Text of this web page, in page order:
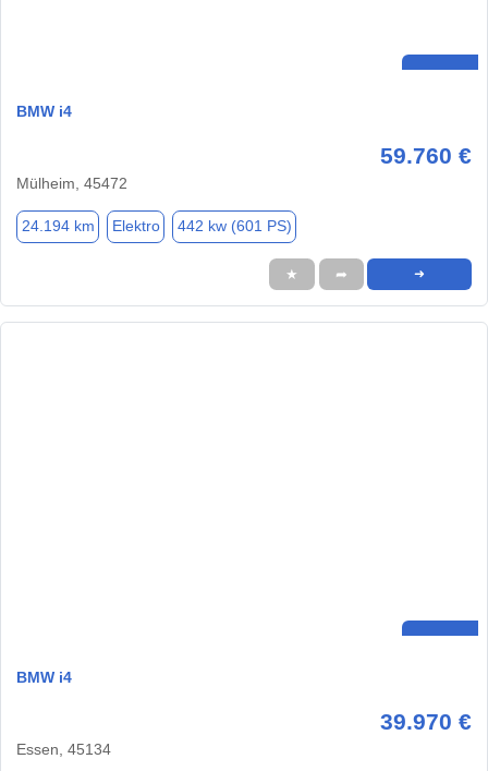
BMW i4
59.760 €
Mülheim, 45472
24.194 km Elektro 442 kw (601 PS)
★ ➦ ➜
BMW i4
39.970 €
Essen, 45134